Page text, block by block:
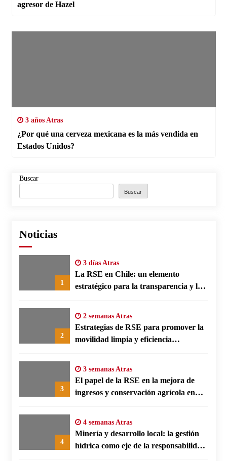
agresor de Hazel
3 años Atras
¿Por qué una cerveza mexicana es la más vendida en
Estados Unidos?
Buscar
Buscar
Noticias
1
3 días Atras
La RSE en Chile: un elemento
estratégico para la transparencia y la
2
2 semanas Atras
Estrategias de RSE para promover la
movilidad limpia y eficiencia
3
3 semanas Atras
El papel de la RSE en la mejora de
ingresos y conservación agrícola en
4
4 semanas Atras
Minería y desarrollo local: la gestión
hídrica como eje de la responsabilidad